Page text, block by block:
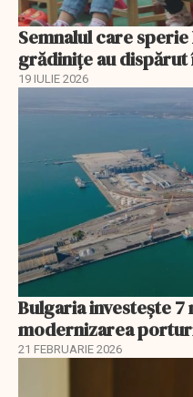
Semnalul care
grădinițe au
19 IULIE 2026
Bulgaria investește
modernizarea
21 FEBRUARIE 2026